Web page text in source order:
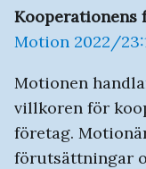
Motion 2022/
Motionen
villkoren för
företag.
förutsättningar